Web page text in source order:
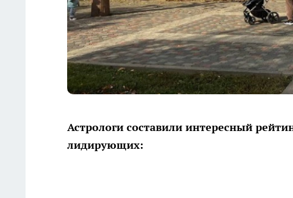
Астрологи составили интересный
лидирующих: